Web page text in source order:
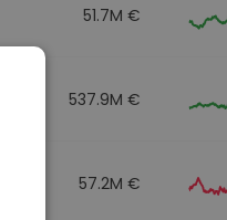
51.7M €
537.9M €
57.2M €